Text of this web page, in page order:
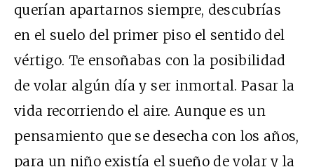
querían apartarnos siempre, descubrías
en el suelo del primer piso el sentido del
vértigo. Te ensoñabas con la posibilidad
de volar algún día y ser inmortal. Pasar la
vida recorriendo el aire. Aunque es un
pensamiento que se desecha con los años,
para un niño existía el sueño de volar y la